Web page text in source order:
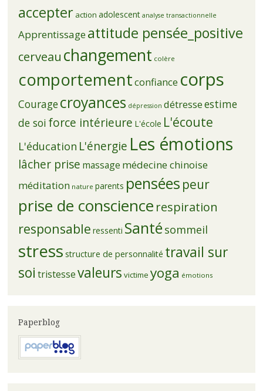
accepter action adolescent analyse transactionnelle
Apprentissage attitude pensée_positive
cerveau changement colère
comportementconfiance corps
Couragecroyances dépression détresseestime
de soi force intérieure L'école L'écoute
L'éducation L'énergie Les émotions
lâcher prise massage médecine chinoise
méditation nature parents pensées peur
prise de conscience respiration
responsable ressenti Santésommeil
stress structure de personnalité travail sur
soi tristessevaleurs victime yoga émotions
Paperblog